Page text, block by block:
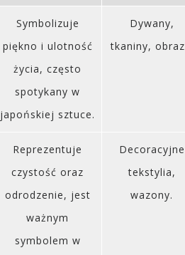
Symbolizuje
piękno i ulotność
życia, często
spotykany w
japońskiej sztuce.
Dywany,
tkaniny,
Reprezentuje
czystość oraz
odrodzenie, jest
ważnym
symbolem w
Decoracyjne
tekstylia,
wazony.